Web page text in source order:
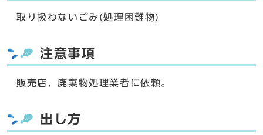
取り扱わないごみ(処理困難物)
注意事項
販売店、廃棄物処理業者に依頼。
出し方